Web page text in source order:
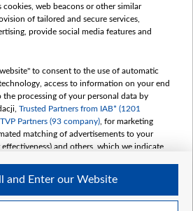
Белсат news
Белсат Life
Belsat English
Biełsat PL
Белсат Now
Белсат Shorts
Белсат History
Белсат Music
Белсат Doc
My consents
cookies, web beacons or other similar
of tailored and secure services,
provide social media features and
to consent to the use of automatic
access to information on your end
the processing of your personal data by
Trusted Partners from IAB* (1201
Partners (93 company) , for marketing
matching of advertisements to your
and others, which we indicate
data by TVP S.A. w likwidacji are as
and Enter our Website